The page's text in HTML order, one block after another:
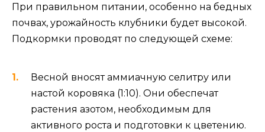
При правильном питании, особенно на бедных
почвах, урожайность клубники будет высокой.
Подкормки проводят по следующей схеме:
Весной вносят аммиачную селитру или
настой коровяка (1:10). Они обеспечат
растения азотом, необходимым для
активного роста и подготовки к цветению.